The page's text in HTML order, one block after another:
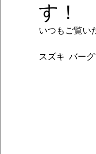
す！
いつもご覧い
スズキ  バー